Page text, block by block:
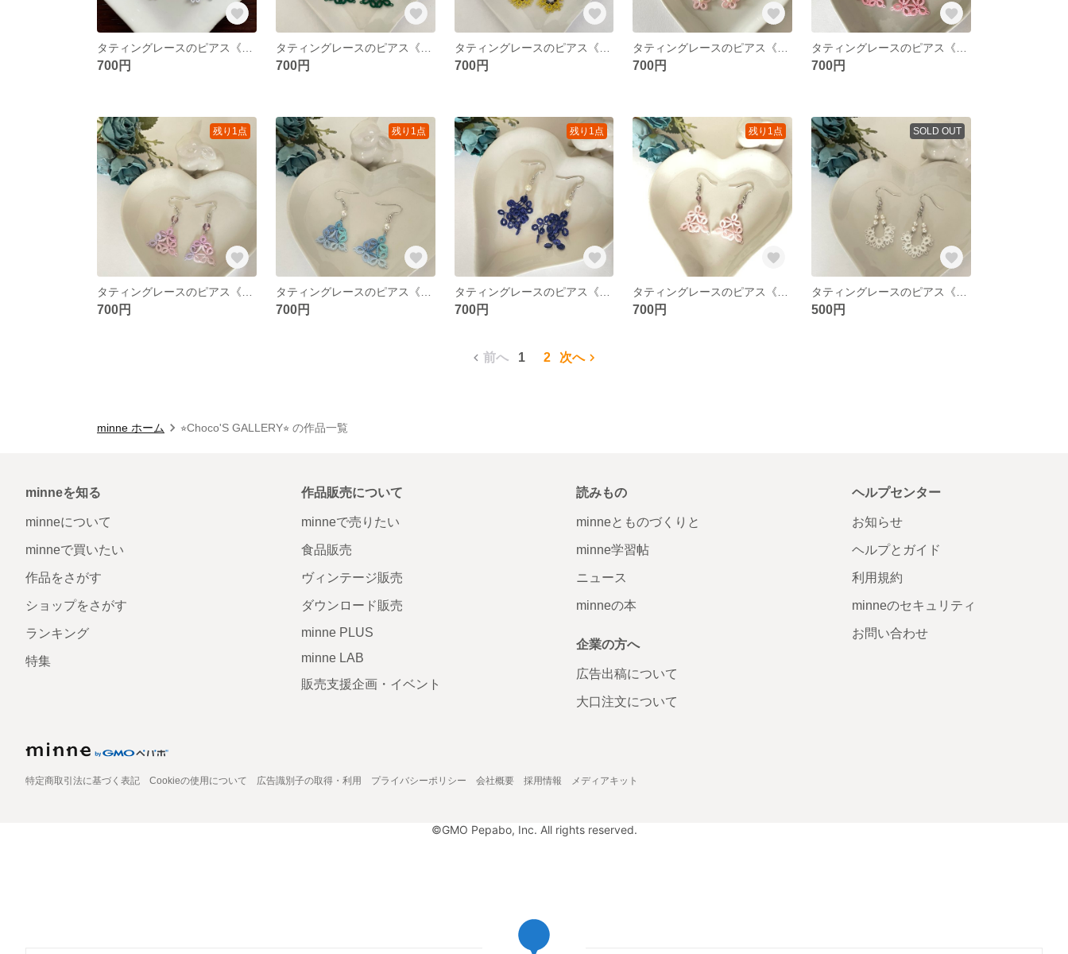
700円 700円 700円 700円 700円
残り1点
700円
残り1点
700円
残り1点
700円
残り1点
700円
SOLD OUT
500円
前へ 1 2 次へ
minne ホーム ⭐︎Choco'S GALLERY⭐︎ の作品一覧
minneを知る
minneについて
minneで買いたい
作品をさがす
ショップをさがす
ランキング
特集
作品販売について
minneで売りたい
食品販売
ヴィンテージ販売
ダウンロード販売
minne PLUS
minne LAB
販売支援企画・イベント
読みもの
minneとものづくりと
minne学習帖
ニュース
minneの本
企業の方へ
広告出稿について
大口注文について
ヘルプセンター
お知らせ
ヘルプとガイド
利用規約
minneのセキュリティ
お問い合わせ
特定商取引法に基づく表記 Cookieの使用について 広告識別子の取得・利用 プライバシーポリシー 会社概要 採用情報 メディアキット
©GMO Pepabo, Inc. All rights reserved.